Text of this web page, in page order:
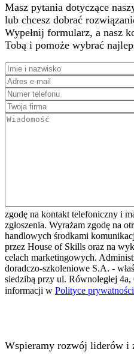
Masz pytania dotyczące
lub chcesz dobrać
Wypełnij formularz, a nasz
Tobą i pomoże wybrać
zgodę na kontakt telefoniczny i
zgłoszenia. Wyrażam zgodę na
handlowych środkami
przez House of Skills oraz na
celach marketingowych.
doradczo-szkoleniowe S.A. -
siedzibą przy ul. Równoległej
informacji w Polityce prywatności
Wspieramy rozwój liderów i